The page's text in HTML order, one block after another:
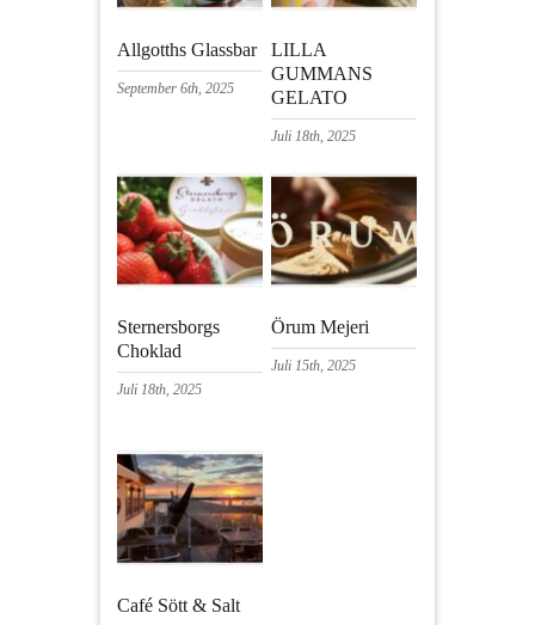
Allgotths Glassbar
September 6th, 2025
LILLA
GUMMANS
GELATO
Juli 18th, 2025
Sternersborgs
Choklad
Juli 18th, 2025
Örum Mejeri
Juli 15th, 2025
Café Sött & Salt